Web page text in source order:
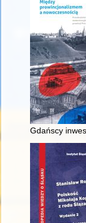
Gdańscy